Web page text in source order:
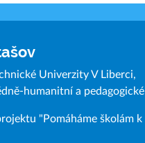
Univerzity V Liberci,
humanitní a pedagogické
"Pomáháme školám k